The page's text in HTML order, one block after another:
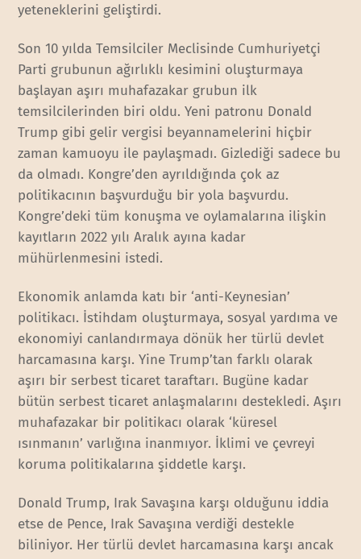
yeteneklerini geliştirdi.
Son 10 yılda Temsilciler Meclisinde Cumhuriyetçi
Parti grubunun ağırlıklı kesimini oluşturmaya
başlayan aşırı muhafazakar grubun ilk
temsilcilerinden biri oldu. Yeni patronu Donald
Trump gibi gelir vergisi beyannamelerini hiçbir
zaman kamuoyu ile paylaşmadı. Gizlediği sadece bu
da olmadı. Kongre’den ayrıldığında çok az
politikacının başvurduğu bir yola başvurdu.
Kongre’deki tüm konuşma ve oylamalarına ilişkin
kayıtların 2022 yılı Aralık ayına kadar
mühürlenmesini istedi.
Ekonomik anlamda katı bir ‘anti-Keynesian’
politikacı. İstihdam oluşturmaya, sosyal yardıma ve
ekonomiyi canlandırmaya dönük her türlü devlet
harcamasına karşı. Yine Trump’tan farklı olarak
aşırı bir serbest ticaret taraftarı. Bugüne kadar
bütün serbest ticaret anlaşmalarını destekledi. Aşırı
muhafazakar bir politikacı olarak ‘küresel
ısınmanın’ varlığına inanmıyor. İklimi ve çevreyi
koruma politikalarına şiddetle karşı.
Donald Trump, Irak Savaşına karşı olduğunu iddia
etse de Pence, Irak Savaşına verdiği destekle
biliniyor. Her türlü devlet harcamasına karşı ancak